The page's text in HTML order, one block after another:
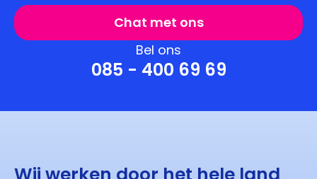
Chat met ons
Bel ons
085 - 400 69 69